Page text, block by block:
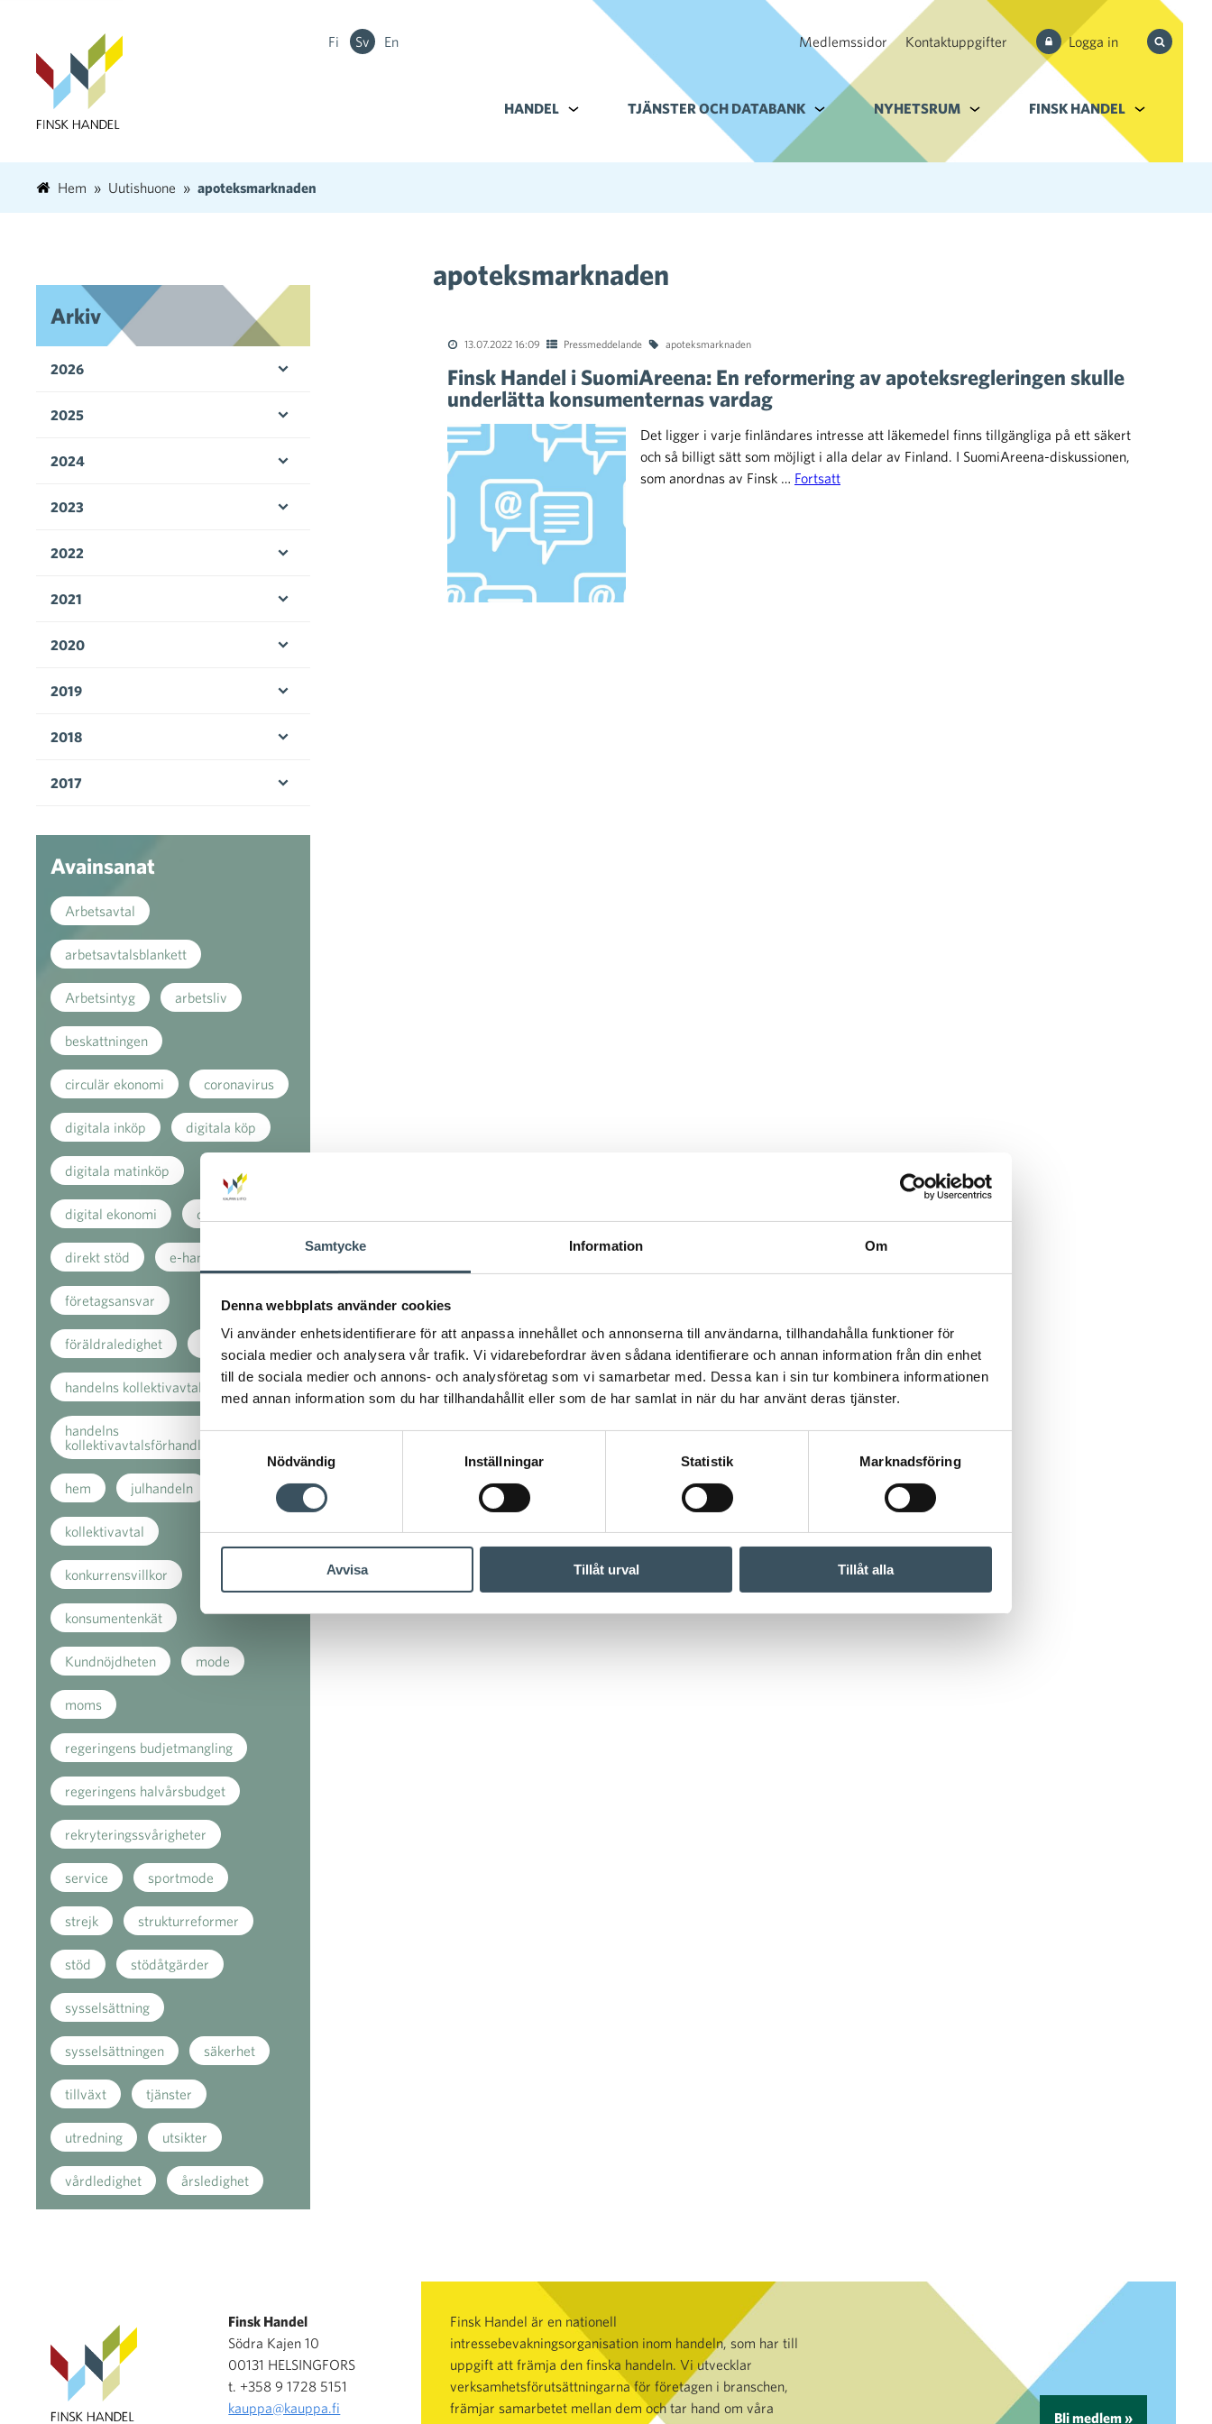
Samtycke Information Om
Denna webbplats använder cookies
Vi använder enhetsidentifierare för att anpassa innehållet och annonserna till användarna, tillhandahålla funktioner för
sociala medier och analysera vår trafik. Vi vidarebefordrar även sådana identifierare och annan information från din enhet
till de sociala medier och annons- och analysföretag som vi samarbetar med. Dessa kan i sin tur kombinera informationen
med annan information som du har tillhandahållit eller som de har samlat in när du har använt deras tjänster.
Samtyckesval
Nödvändig
Inställningar Statistik Marknadsföring
Avvisa Tillåt urval Tillåt alla
Fi Sv En Medlemssidor Kontaktuppgifter Logga in Sök från
HANDEL Alavalikko kohteelle Handel
TJÄNSTER OCH DATABANK Alavalikko kohteelle Tjänster och databank
NYHETSRUM Alavalikko kohteelle Nyhetsrum
FINSK HANDEL Alavalikko
Hem Uutishuone apoteksmarknaden
apoteksmarknaden
13.07.2022 16:09 Pressmeddelande apoteksmarknaden
Finsk Handel i SuomiAreena: En reformering av apoteksregleringen skulle
underlätta konsumenternas vardag
Det ligger i varje finländares intresse att läkemedel finns tillgängliga på ett säkert
och så billigt sätt som möjligt i alla delar av Finland. I SuomiAreena-diskussionen,
som anordnas av Finsk … Fortsatt
Arkiv
2026
2025
2024
2023
2022
2021
2020
2019
2018
2017
Avainsanat
Arbetsavtal
arbetsavtalsblankett
Arbetsintyg arbetsliv
beskattningen
circulär ekonomi coronavirus
digitala inköp digitala köp
digitala matinköp
digital ekonomi digitalisering
direkt stöd e-handel
företagsansvar
föräldraledighet handeln
handelns kollektivavtal
handelns
kollektivavtalsförhandlingar
hem julhandeln
kollektivavtal
konkurrensvillkor
konsumentenkät
Kundnöjdheten mode
moms
regeringens budjetmangling
regeringens halvårsbudget
rekryteringssvårigheter
service sportmode
strejk strukturreformer
stöd stödåtgärder
sysselsättning
sysselsättningen säkerhet
tillväxt tjänster
utredning utsikter
vårdledighet årsledighet
Finsk Handel
Södra Kajen 10
00131 HELSINGFORS
t. +358 9 1728 5151
kauppa@kauppa.fi
Finsk Handel är en nationell
intressebevakningsorganisation inom handeln, som har till
uppgift att främja den finska handeln. Vi utvecklar
verksamhetsförutsättningarna för företagen i branschen,
främjar samarbetet mellan dem och tar hand om våra
Bli medlem »